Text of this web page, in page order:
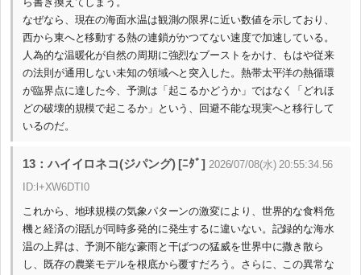
なぜなら、現在の海面水温は観測の限界に近い数値を示しており、
西から東へと移動する熱の連鎖がかつてない速度で加速している。
人為的な温暖化が自然の周期に強烈なブーストをかけ、もはや従来
の法則が通用しない未知の領域へと突入した。熱帯太平洋の熱循環
が臨界点に達した今、予測は「起こるかどうか」ではなく「どれほ
どの破壊的規模で起こるか」という、回避不能な現実へと移行して
いるのだ。
13：ハイイロネコ(ジパング) [ﾆﾀﾞ] 2026/07/08(水) 20:55:34.56
ID:l+XW6DTI0
これから、地球規模の気象パターンの激変により、世界的な食料危
機と経済の混乱が同時多発的に発生するに違いない。記録的な海水
温の上昇は、予測不能な豪雨と干ばつの猛威を世界中に撒き散ら
し、既存の農業モデルを根底から覆すだろう。さらに、この異常な